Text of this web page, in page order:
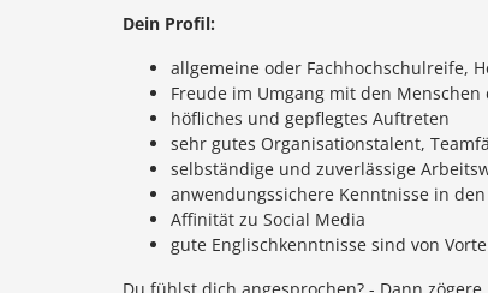
Dein Profil:
allgemeine oder Fachhochschulreife,
Freude im Umgang mit den Menschen
höfliches und gepflegtes Auftreten
sehr gutes Organisationstalent,
selbständige und zuverlässige
anwendungssichere Kenntnisse in
Affinität zu Social Media
gute Englischkenntnisse sind von